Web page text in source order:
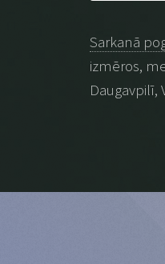
Sarkanā
izmēros,
Daugavpilī,